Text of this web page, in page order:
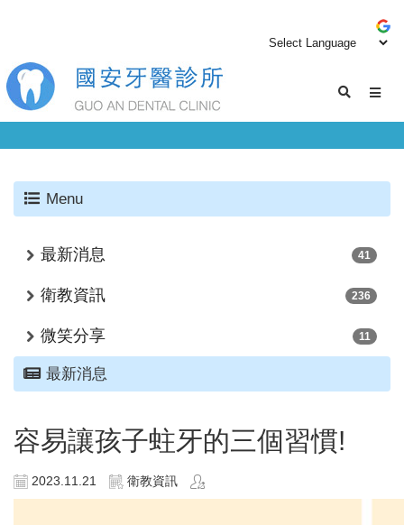
Menu
最新消息 41
衛教資訊 236
微笑分享 11
最新消息
容易讓孩子蛀牙的三個習慣!
2023.11.21 衛教資訊